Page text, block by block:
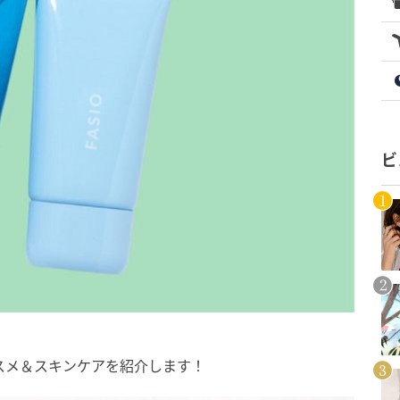
＆スキンケアを紹介します！